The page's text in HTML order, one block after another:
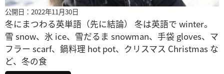
公開日：2022年11月30日
冬にまつわる英単語（先に結論） 冬は英語で winter。
雪 snow、氷 ice、雪だるま snowman、手袋 gloves、マ
フラー scarf、鍋料理 hot pot、クリスマス Christmas な
ど、冬の食